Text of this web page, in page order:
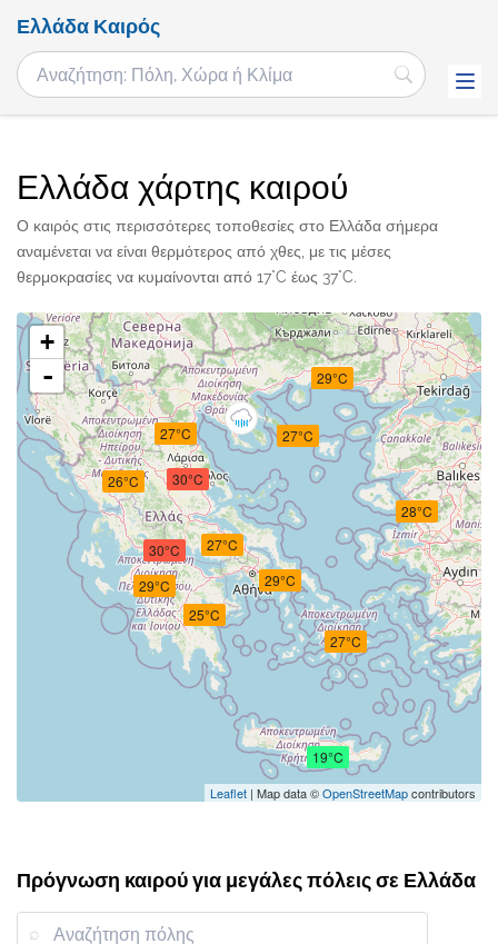
Ελλάδα Καιρός
Ελλάδα χάρτης καιρού
Ο καιρός στις περισσότερες τοποθεσίες στο Ελλάδα σήμερα
αναμένεται να είναι θερμότερος από χθες, με τις μέσες
θερμοκρασίες να κυμαίνονται από 17°C έως 37°C.
29°C
30°C
30°C
19°C
28°C
27°C 27°C
26°C
25°C
27°C
29°C
29°C
27°C
+
-
Leaflet | Map data ©OpenStreetMapcontributors
Πρόγνωση καιρού για μεγάλες πόλεις σε Ελλάδα